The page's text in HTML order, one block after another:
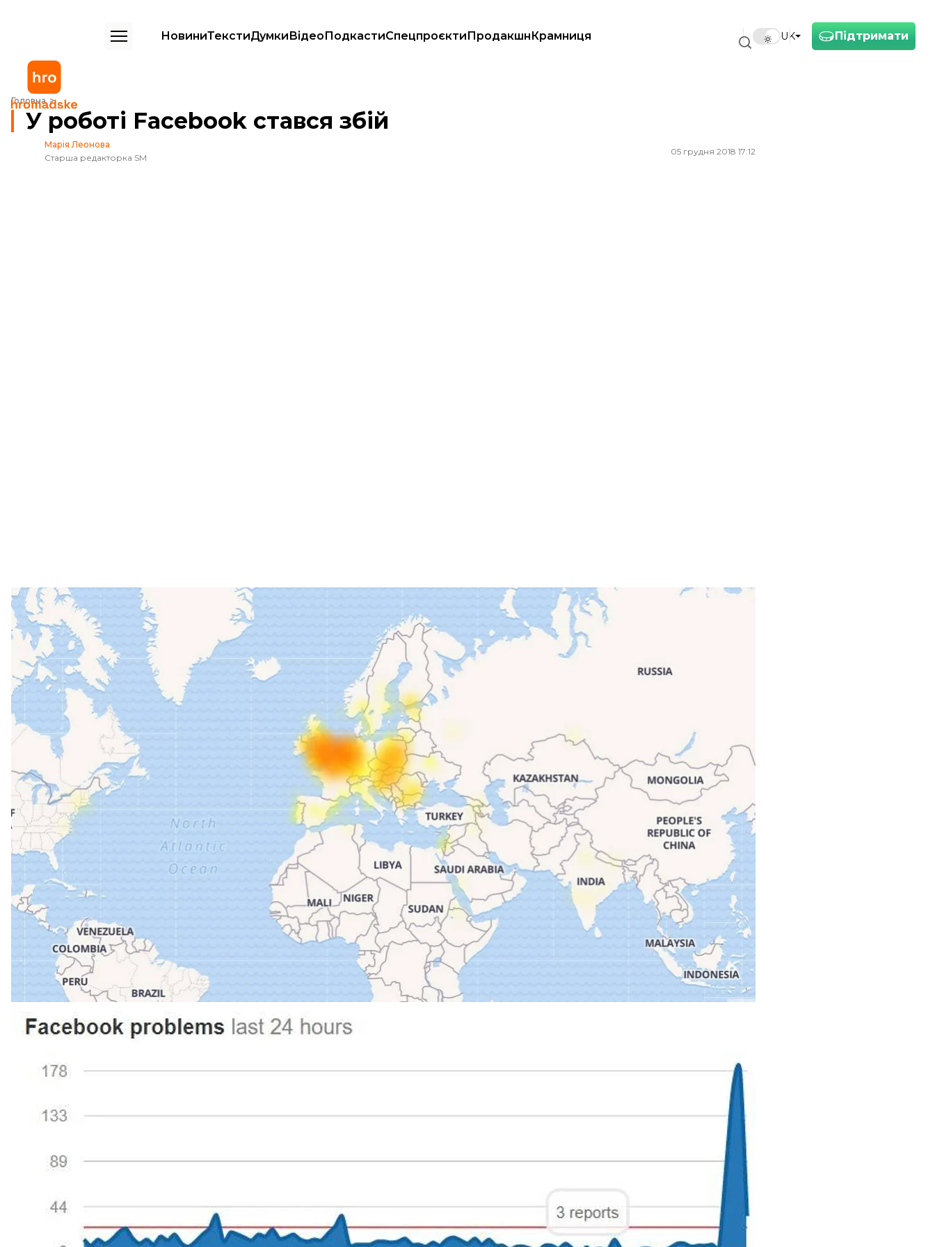
Підтримати
UK
НовиниТекстиДумкиВідеоПодкастиСпецпроєктиПродакшнКрамниця
Головна
У роботі Facebook стався збій
У роботі Facebook стався збій
Марія Леонова
Старша редакторка SM
05 грудня 2018 17:12
Downdetector.
У роботі Facebook стався збій, який торкнувся країн Європи. Соцмережа «викидає» користувачів з особистих акаунтів, а після
— вони не можуть знову залогінитися.
Найбільше проблем зафіксували у західній Європі, повідомив ресурс Downdetector. Це відчули також частина користувачів в
Україні.
Проблеми у Facebook зафіксували близько 15:00